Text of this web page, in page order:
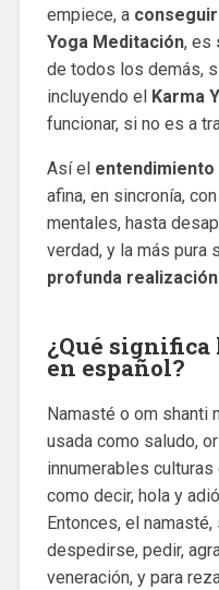
empiece, a conseguir
Yoga Meditación, es
de todos los demás,
incluyendo el
Karma
funcionar, si no es a
Así el entendimiento
afina, en sincronía,
mentales, hasta
verdad, y la más pura
profunda realización.
¿Qué significa
en español?
Namasté o om shanti
usada como saludo,
innumerables
como decir, hola y
Entonces, el
despedirse, pedir,
veneración, y para